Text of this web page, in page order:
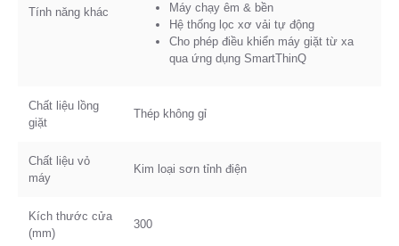
Tính năng khác
Máy chạy êm & bền
Hệ thống lọc xơ vải tự động
Cho phép điều khiển máy giặt từ xa
qua ứng dụng SmartThinQ
Chất liệu lồng
giặt
Thép không gỉ
Chất liệu vỏ
máy
Kim loại sơn tỉnh điện
Kích thước cửa
(mm)
300